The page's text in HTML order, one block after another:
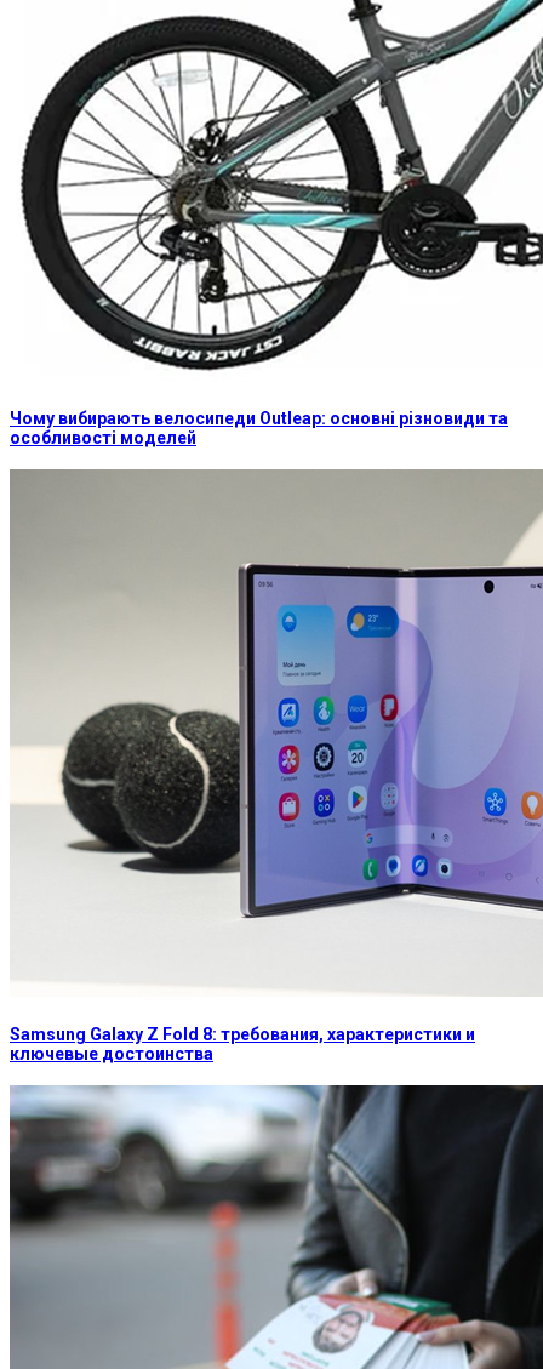
Чому вибирають велосипеди Outleap: основні різновиди та
особливості моделей
Samsung Galaxy Z Fold 8: требования, характеристики и
ключевые достоинства